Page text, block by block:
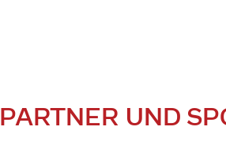
PARTNER UND